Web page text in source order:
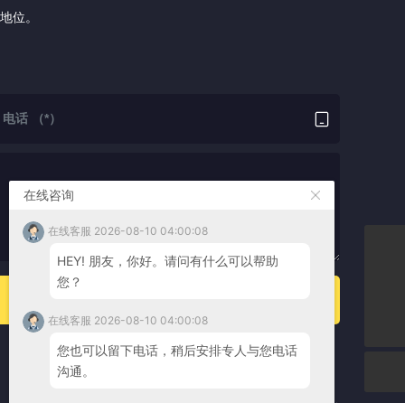
位。
nbzcd@hotmail.com
138 5782 3336
在线咨询
在线客服 2026-08-10 04:00:08
HEY! 朋友，你好。请问有什么可以帮助
您？
在线客服 2026-08-10 04:00:08
您也可以留下电话，稍后安排专人与您电话
沟通。